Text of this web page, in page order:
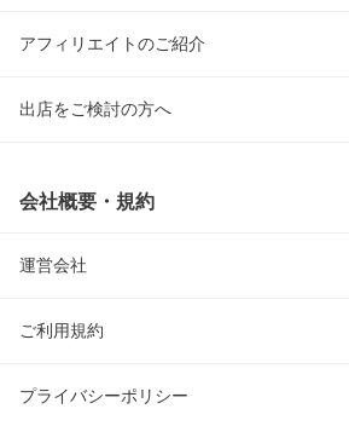
アフィリエイトのご紹介
出店をご検討の方へ
会社概要・規約
運営会社
ご利用規約
プライバシーポリシー